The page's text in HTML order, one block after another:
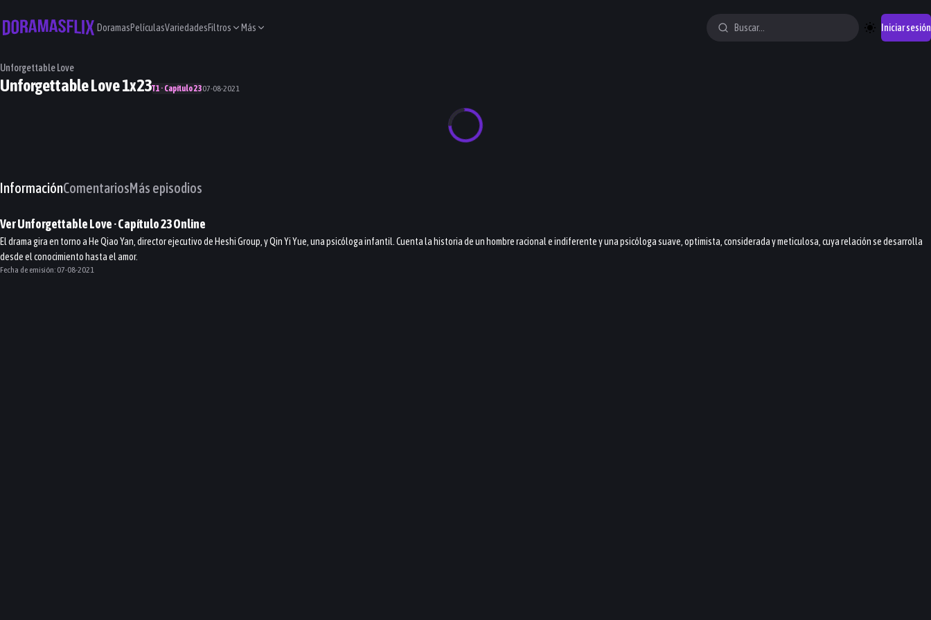
DoramasPelículasVariedadesFiltros Más Iniciar sesión
Unforgettable Love
Unforgettable Love 1x23T1 · Capítulo 2307-08-2021
InformaciónComentariosMás episodios
VerUnforgettable Love· Capítulo23Online
El drama gira en torno a He Qiao Yan, director ejecutivo de Heshi Group, y Qin Yi Yue, una psicóloga infantil. Cuenta la historia de un hombre racional e indiferente y una psicóloga suave, optimista, considerada y meticulosa, cuya relación se desarrolla
desde el conocimiento hasta el amor.
Fecha de emisión: 07-08-2021